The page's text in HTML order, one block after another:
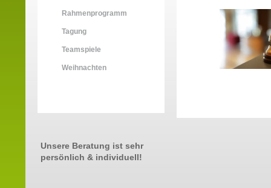
Rahmenprogramm
Tagung
Teamspiele
Weihnachten
Unsere Beratung ist sehr
persönlich & individuell!